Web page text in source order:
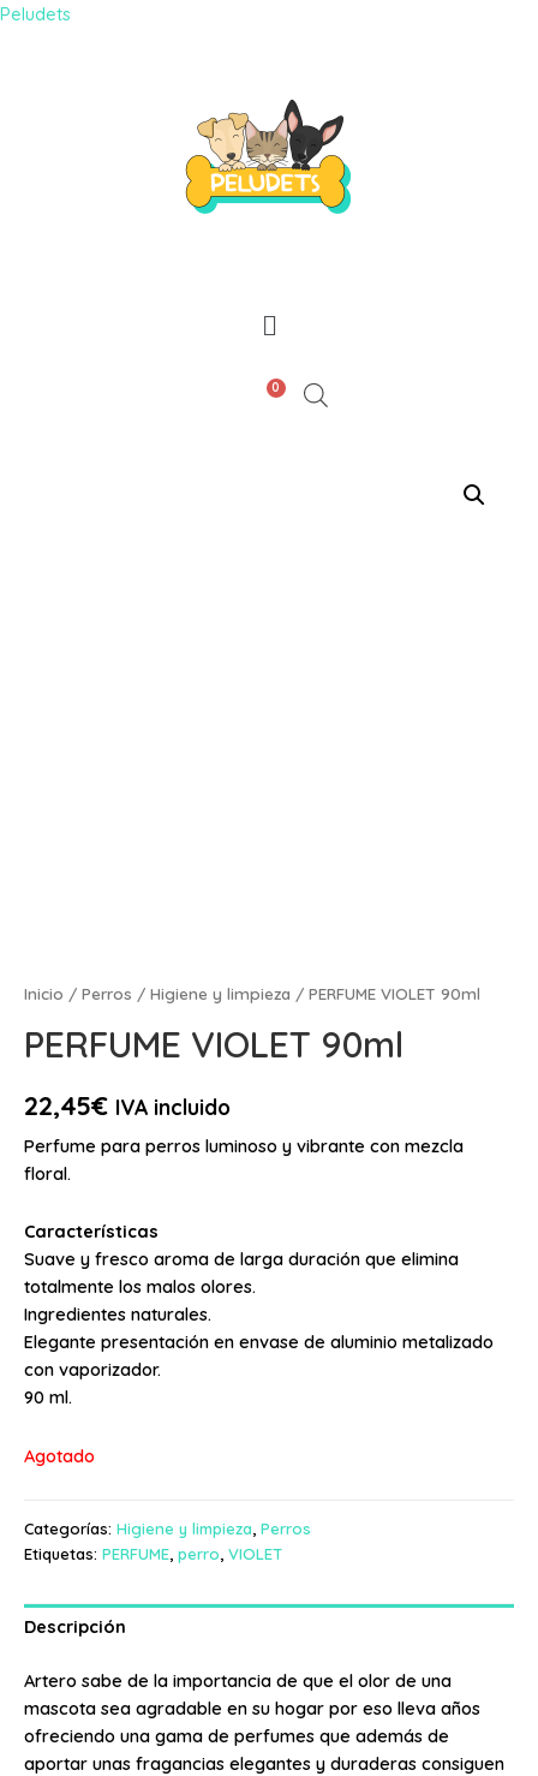
Peludets
0
Inicio / Perros / Higiene y limpieza / PERFUME VIOLET 90ml
PERFUME VIOLET 90ml
22,45€ IVA incluido
Perfume para perros luminoso y vibrante con mezcla
floral.
Características
Suave y fresco aroma de larga duración que elimina
totalmente los malos olores.
Ingredientes naturales.
Elegante presentación en envase de aluminio metalizado
con vaporizador.
90 ml.
Agotado
Categorías: Higiene y limpieza, Perros
Etiquetas: PERFUME, perro, VIOLET
Descripción
Artero sabe de la importancia de que el olor de una
mascota sea agradable en su hogar por eso lleva años
ofreciendo una gama de perfumes que además de
aportar unas fragancias elegantes y duraderas consiguen